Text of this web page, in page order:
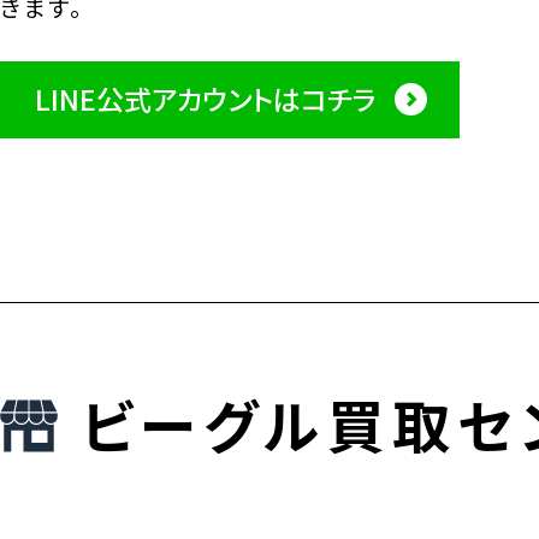
きます。
LINE公式アカウントはコチラ
ビーグル買取セ